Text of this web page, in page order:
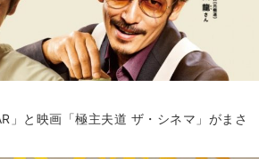
」と映画「極主夫道 ザ・シネマ」がまさ